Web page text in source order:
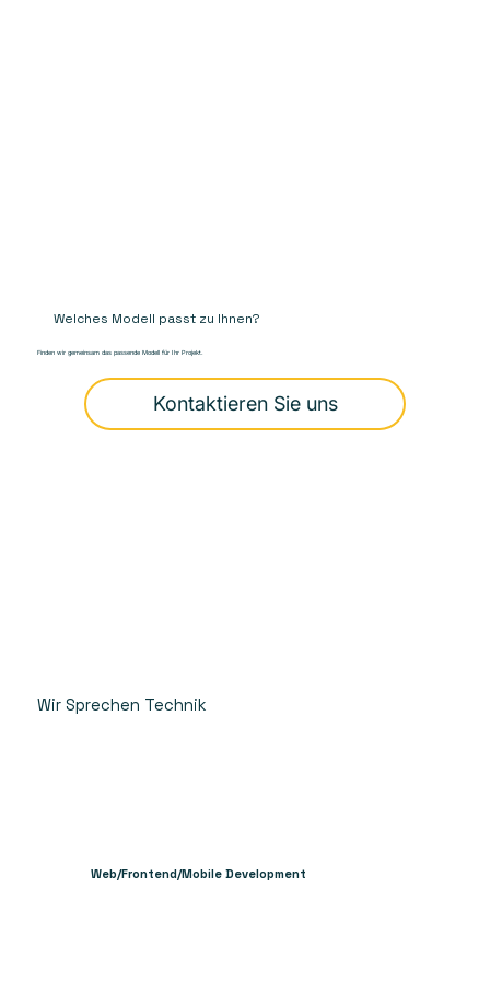
Welches Modell passt zu Ihnen?
Finden wir gemeinsam das passende Modell für Ihr Projekt.
Kontaktieren Sie uns
Wir Sprechen Technik
Web/Frontend/Mobile Development